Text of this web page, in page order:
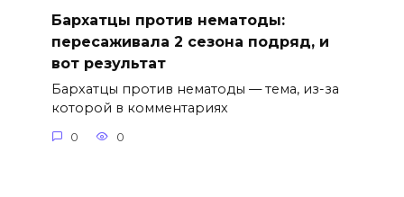
Бархатцы против нематоды:
пересаживала 2 сезона подряд, и
вот результат
Бархатцы против нематоды — тема, из-за
которой в комментариях
0 0